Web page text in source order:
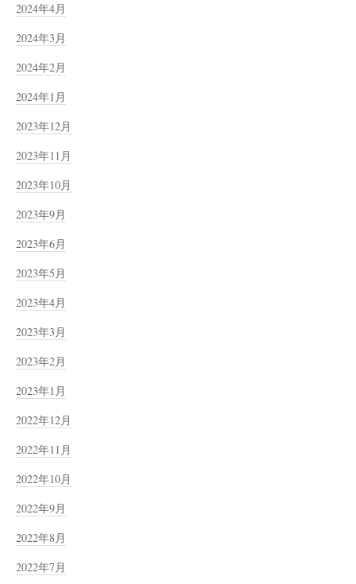
2024年4月
2024年3月
2024年2月
2024年1月
2023年12月
2023年11月
2023年10月
2023年9月
2023年6月
2023年5月
2023年4月
2023年3月
2023年2月
2023年1月
2022年12月
2022年11月
2022年10月
2022年9月
2022年8月
2022年7月